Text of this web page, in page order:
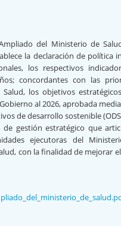
del Ministerio de
la declaración de política
los respectivos
concordantes con las
los objetivos
al 2026, aprobada
de desarrollo sostenible
gestión estratégico que
ejecutoras del
con la finalidad de mejorar